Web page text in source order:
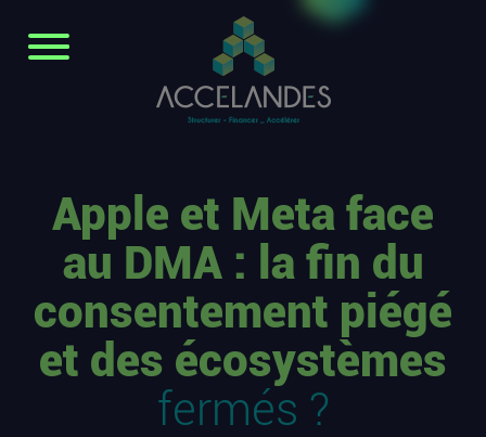
Apple et Meta face
au DMA : la fin du
consentement piégé
et des écosystèmes
fermés ?